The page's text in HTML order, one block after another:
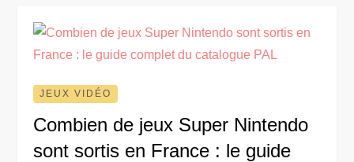
JEUX VIDÉO
Combien de jeux Super Nintendo
sont sortis en France : le guide